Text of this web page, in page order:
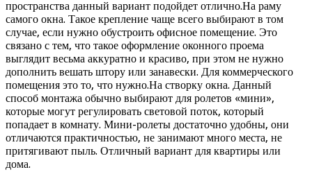
пространства данный вариант подойдет отлично.На раму
самого окна. Такое крепление чаще всего выбирают в том
случае, если нужно обустроить офисное помещение. Это
связано с тем, что такое оформление оконного проема
выглядит весьма аккуратно и красиво, при этом не нужно
дополнить вешать штору или занавески. Для коммерческого
помещения это то, что нужно.На створку окна. Данный
способ монтажа обычно выбирают для ролетов «мини»,
которые могут регулировать световой поток, который
попадает в комнату. Мини-ролеты достаточно удобны, они
отличаются практичностью, не занимают много места, не
притягивают пыль. Отличный вариант для квартиры или
дома.